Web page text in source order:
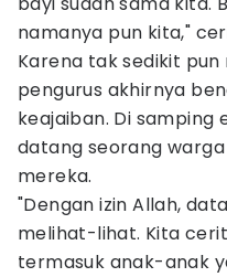
namanya pun kita,"
Karena tak sedikit
pengurus akhirnya
keajaiban. Di samping
datang seorang
mereka.
"Dengan izin Allah,
melihat-lihat. Kita
termasuk anak-anak